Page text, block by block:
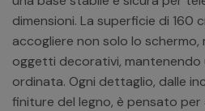
dimensioni. La superficie di 160
accogliere non solo lo schermo,
oggetti decorativi, mantenendo
ordinata. Ogni dettaglio, dalle
finiture del legno, è pensato